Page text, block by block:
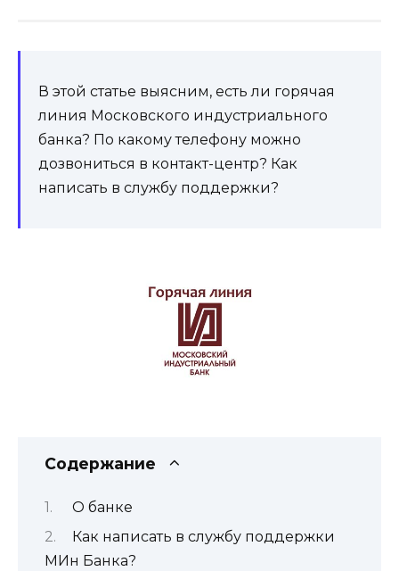
В этой статье выясним, есть ли горячая
линия Московского индустриального
банка? По какому телефону можно
дозвониться в контакт-центр? Как
написать в службу поддержки?
Содержание
О банке
Как написать в службу поддержки
МИн Банка?